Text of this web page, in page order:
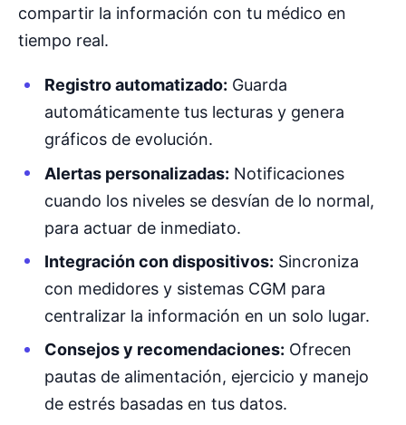
compartir la información con tu médico en
tiempo real.
Registro automatizado: Guarda
automáticamente tus lecturas y genera
gráficos de evolución.
Alertas personalizadas: Notificaciones
cuando los niveles se desvían de lo normal,
para actuar de inmediato.
Integración con dispositivos: Sincroniza
con medidores y sistemas CGM para
centralizar la información en un solo lugar.
Consejos y recomendaciones: Ofrecen
pautas de alimentación, ejercicio y manejo
de estrés basadas en tus datos.